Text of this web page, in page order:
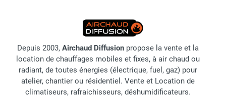
Depuis 2003, Airchaud Diffusion propose la vente et la
location de chauffages mobiles et fixes, à air chaud ou
radiant, de toutes énergies (électrique, fuel, gaz) pour
atelier, chantier ou résidentiel. Vente et Location de
climatiseurs, rafraichisseurs, déshumidificateurs.